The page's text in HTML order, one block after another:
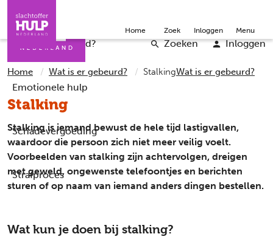
Iemand helpen Word vrijwilliger English
Wat is er gebeurd?
Emotionele hulp
Schadevergoeding
Strafproces
Zoeken Inloggen
Home Zoek Inloggen Menu
Home Wat is er gebeurd? StalkingWat is er gebeurd?
Stalking
Stalking is iemand bewust de hele tijd lastigvallen,
waardoor die persoon zich niet meer veilig voelt.
Voorbeelden van stalking zijn achtervolgen, dreigen
met geweld, ongewenste telefoontjes en berichten
sturen of op naam van iemand anders dingen bestellen.
Wat kun je doen bij stalking?